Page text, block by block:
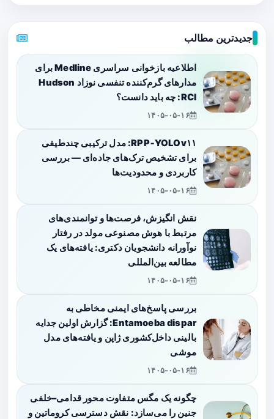
جدیدترین مطالب
اطلاعیه بازخوانی سراسری Medline برای
مدارهای گرم‌کننده تنفسی نوزاد Hudson
RCI: چه باید دانست؟
۱۴۰۵-۰۵-۱۶
RPP‑YOLOv۱۱: مدل ترکیبی چندطیفی
برای تشخیص ترک‌های جاده‌ای — بررسی
کاربردی و محدودیت‌ها
۱۴۰۵-۰۵-۱۶
نقش انگیزش، فرصت‌ها و توانمندی‌های
مرتبط با هوش مصنوعی مولد در رفتار
نوآورانه دانشجویان دکتری: یافته‌های یک
مطالعه بین‌المللی
۱۴۰۵-۰۵-۱۶
بررسی پاسخ‌های ایمنی مخاطی به
Entamoeba dispar: گزارش اولین جدایه
بالینی داخل‌کشوری ژاپن و یافته‌های مدل
موشی
۱۴۰۵-۰۵-۱۶
چگونه یک مگس متفاوت محور قدامی–خلفی
جنین را می‌سازد: نقش دسترسی کروماتین و